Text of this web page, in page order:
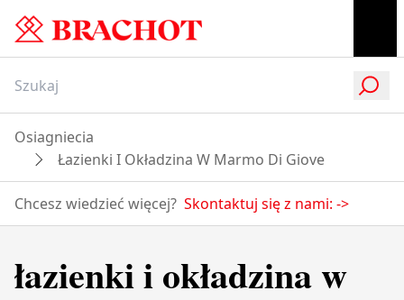
Osiagniecia
Łazienki I Okładzina W Marmo Di Giove
Chcesz wiedzieć więcej? Skontaktuj się z nami: ->
łazienki i okładzina w